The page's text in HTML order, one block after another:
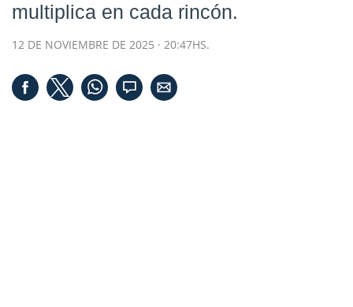
multiplica en cada rincón.
12 DE NOVIEMBRE DE 2025 · 20:47HS.